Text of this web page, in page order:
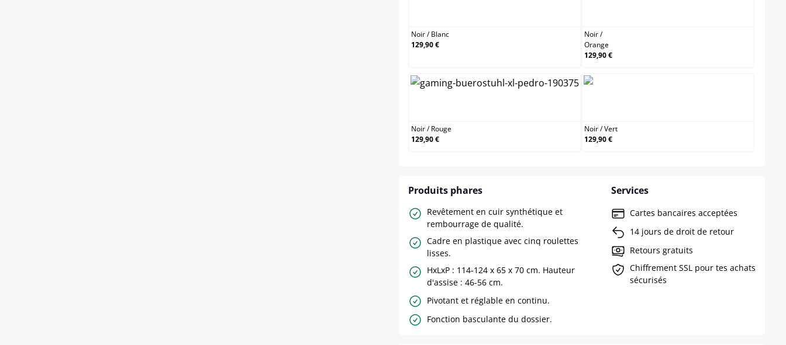
Noir/Blanc
129,90 €
Noir/
Orange
129,90 €
Noir/Rouge
129,90 €
Noir/Vert
129,90 €
Produits phares
Revêtement en cuir synthétique et
rembourrage de qualité.
Cadre en plastique avec cinq roulettes
lisses.
HxLxP : 114-124 x 65 x 70 cm. Hauteur
d'assise : 46-56 cm.
Pivotant et réglable en continu.
Fonction basculante du dossier.
Services
Cartes bancaires acceptées
14 jours de droit de retour
Retours gratuits
Chiffrement SSL pour tes achats
sécurisés